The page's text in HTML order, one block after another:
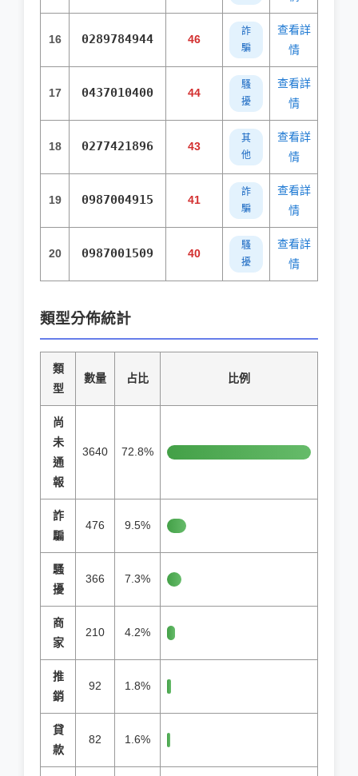
16 0289784944 46
詐
騙
查看詳
情
17 0437010400 44
騷
擾
查看詳
情
18 0277421896 43
其
他
查看詳
情
19 0987004915 41
詐
騙
查看詳
情
20 0987001509 40
騷
擾
查看詳
情
類型分佈統計
類
型
數量 占比 比例
尚
未
通
報
3640 72.8%
詐
騙
476 9.5%
騷
擾
366 7.3%
商
家
210 4.2%
推
銷
92 1.8%
貸
款
82 1.6%